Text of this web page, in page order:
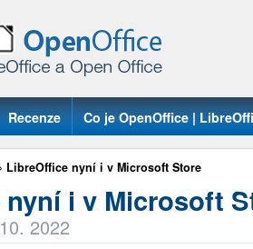
Recenze Co je OpenOffice |
LibreOffice nyní i v Microsoft Store
i v Microsoft
2022